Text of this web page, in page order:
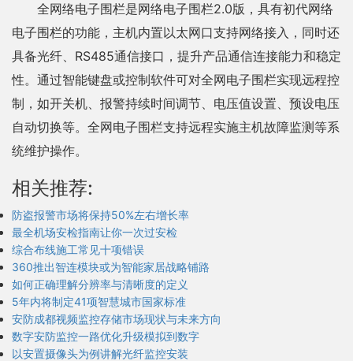
全网络电子围栏是网络电子围栏2.0版，具有初代网络
电子围栏的功能，主机内置以太网口支持网络接入，同时还
具备光纤、RS485通信接口，提升产品通信连接能力和稳定
性。通过智能键盘或控制软件可对全网电子围栏实现远程控
制，如开关机、报警持续时间调节、电压值设置、预设电压
自动切换等。全网电子围栏支持远程实施主机故障监测等系
统维护操作。
相关推荐:
防盗报警市场将保持50%左右增长率
最全机场安检指南让你一次过安检
综合布线施工常见十项错误
360推出智连模块或为智能家居战略铺路
如何正确理解分辨率与清晰度的定义
5年内将制定41项智慧城市国家标准
安防成都视频监控存储市场现状与未来方向
数字安防监控一路优化升级模拟到数字
以安置摄像头为例讲解光纤监控安装